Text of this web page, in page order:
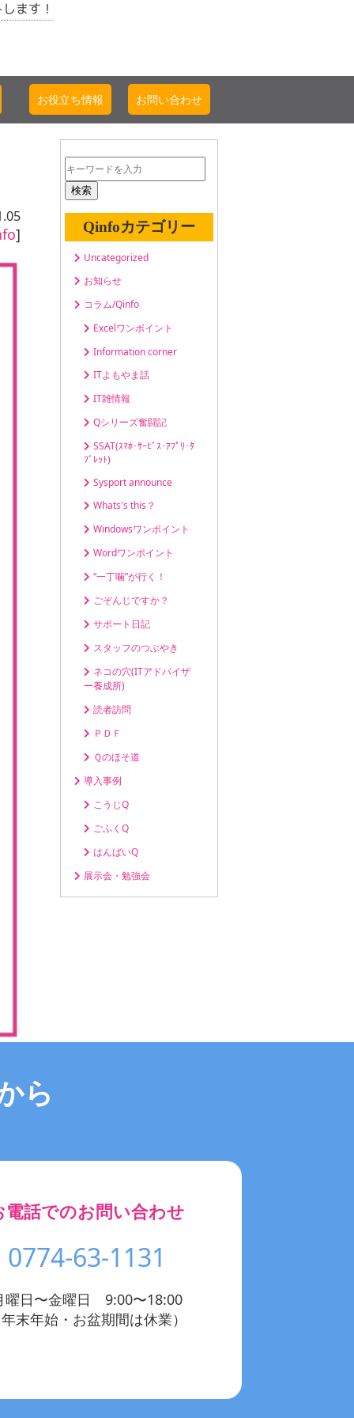
ます！
お役立ち情報 お問い合わせ
]
検索
Qinfoカテゴリー
Uncategorized
お知らせ
コラム/Qinfo
Excelワンポイント
Information corner
ITよもやま話
IT雑情報
Qシリーズ奮闘記
SSAT(ｽﾏﾎ･ｻｰﾋﾞｽ･ｱﾌﾟﾘ･ﾀ
ﾌﾞﾚｯﾄ)
Sysport announce
Whats's this？
Windowsワンポイント
Wordワンポイント
“一丁噛”が行く！
ごぞんじですか？
サポート日記
スタッフのつぶやき
ネコの穴(ITアドバイザ
ー養成所)
読者訪問
ＰＤＦ
Ｑのほそ道
導入事例
こうじQ
ごふくQ
はんばいQ
展示会・勉強会
ら
電話でのお問い合わせ
0774-63-1131
曜日〜金曜日 9:00〜18:00
末年始・お盆期間は休業）